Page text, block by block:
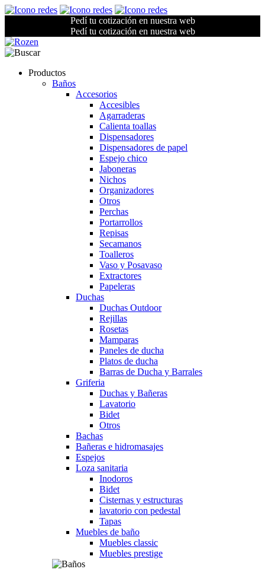
Pedí tu cotización en nuestra web
Pedí tu cotización en nuestra web
Productos
Baños
Accesorios
Accesibles
Agarraderas
Calienta toallas
Dispensadores
Dispensadores de papel
Espejo chico
Jaboneras
Nichos
Organizadores
Otros
Perchas
Portarrollos
Repisas
Secamanos
Toalleros
Vaso y Posavaso
Extractores
Papeleras
Duchas
Duchas Outdoor
Rejillas
Rosetas
Mamparas
Paneles de ducha
Platos de ducha
Barras de Ducha y Barrales
Griferia
Duchas y Bañeras
Lavatorio
Bidet
Otros
Bachas
Bañeras e hidromasajes
Espejos
Loza sanitaria
Inodoros
Bidet
Cisternas y estructuras
lavatorio con pedestal
Tapas
Muebles de baño
Muebles classic
Muebles prestige